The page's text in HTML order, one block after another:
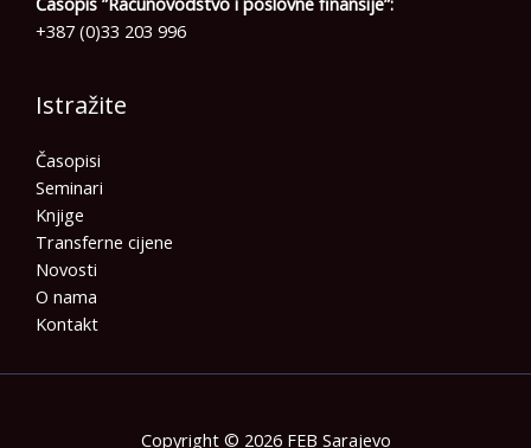
+387 (0)33 203 996
Istražite
Časopisi
Seminari
Knjige
Transferne cijene
Novosti
O nama
Kontakt
Copyright © 2026 FEB Sarajevo